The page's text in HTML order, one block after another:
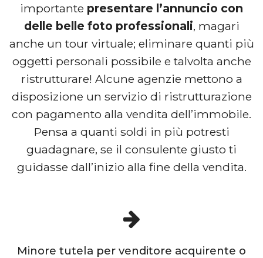
importante presentare l’annuncio con
delle belle foto professionali, magari
anche un tour virtuale; eliminare quanti più
oggetti personali possibile e talvolta anche
ristrutturare! Alcune agenzie mettono a
disposizione un servizio di ristrutturazione
con pagamento alla vendita dell’immobile.
Pensa a quanti soldi in più potresti
guadagnare, se il consulente giusto ti
guidasse dall’inizio alla fine della vendita.
Minore tutela per venditore acquirente o